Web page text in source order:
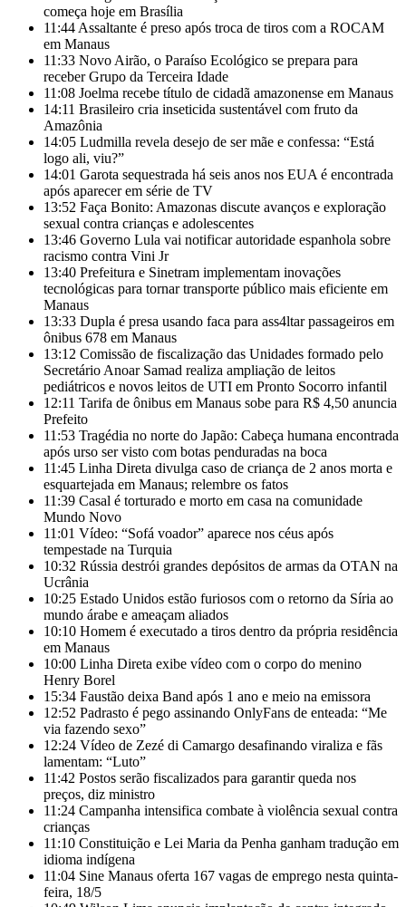
começa hoje em Brasília
11:44 Assaltante é preso após troca de tiros com a ROCAM
em Manaus
11:33 Novo Airão, o Paraíso Ecológico se prepara para
receber Grupo da Terceira Idade
11:08 Joelma recebe título de cidadã amazonense em Manaus
14:11 Brasileiro cria inseticida sustentável com fruto da
Amazônia
14:05 Ludmilla revela desejo de ser mãe e confessa: “Está
logo ali, viu?”
14:01 Garota sequestrada há seis anos nos EUA é encontrada
após aparecer em série de TV
13:52 Faça Bonito: Amazonas discute avanços e exploração
sexual contra crianças e adolescentes
13:46 Governo Lula vai notificar autoridade espanhola sobre
racismo contra Vini Jr
13:40 Prefeitura e Sinetram implementam inovações
tecnológicas para tornar transporte público mais eficiente em
Manaus
13:33 Dupla é presa usando faca para ass4ltar passageiros em
ônibus 678 em Manaus
13:12 Comissão de fiscalização das Unidades formado pelo
Secretário Anoar Samad realiza ampliação de leitos
pediátricos e novos leitos de UTI em Pronto Socorro infantil
12:11 Tarifa de ônibus em Manaus sobe para R$ 4,50 anuncia
Prefeito
11:53 Tragédia no norte do Japão: Cabeça humana encontrada
após urso ser visto com botas penduradas na boca
11:45 Linha Direta divulga caso de criança de 2 anos morta e
esquartejada em Manaus; relembre os fatos
11:39 Casal é torturado e morto em casa na comunidade
Mundo Novo
11:01 Vídeo: “Sofá voador” aparece nos céus após
tempestade na Turquia
10:32 Rússia destrói grandes depósitos de armas da OTAN na
Ucrânia
10:25 Estado Unidos estão furiosos com o retorno da Síria ao
mundo árabe e ameaçam aliados
10:10 Homem é executado a tiros dentro da própria residência
em Manaus
10:00 Linha Direta exibe vídeo com o corpo do menino
Henry Borel
15:34 Faustão deixa Band após 1 ano e meio na emissora
12:52 Padrasto é pego assinando OnlyFans de enteada: “Me
via fazendo sexo”
12:24 Vídeo de Zezé di Camargo desafinando viraliza e fãs
lamentam: “Luto”
11:42 Postos serão fiscalizados para garantir queda nos
preços, diz ministro
11:24 Campanha intensifica combate à violência sexual contra
crianças
11:10 Constituição e Lei Maria da Penha ganham tradução em
idioma indígena
11:04 Sine Manaus oferta 167 vagas de emprego nesta quinta-
feira, 18/5